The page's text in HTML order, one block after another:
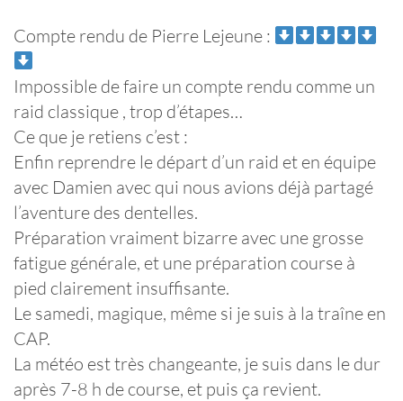
Compte rendu de Pierre Lejeune :
Impossible de faire un compte rendu comme un
raid classique , trop d’étapes…
Ce que je retiens c’est :
Enfin reprendre le départ d’un raid et en équipe
avec Damien avec qui nous avions déjà partagé
l’aventure des dentelles.
Préparation vraiment bizarre avec une grosse
fatigue générale, et une préparation course à
pied clairement insuffisante.
Le samedi, magique, même si je suis à la traîne en
CAP.
La météo est très changeante, je suis dans le dur
après 7-8 h de course, et puis ça revient.